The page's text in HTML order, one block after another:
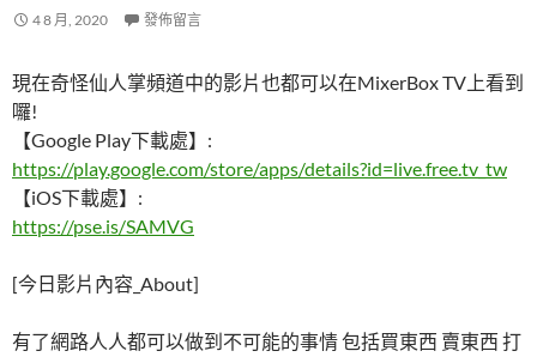
4 8 月, 2020 發佈留言
現在奇怪仙人掌頻道中的影片也都可以在MixerBox TV上看到
囉!
【Google Play下載處】:
https://play.google.com/store/apps/details?id=live.free.tv_tw
【iOS下載處】:
https://pse.is/SAMVG
[今日影片內容_About]
有了網路人人都可以做到不可能的事情 包括買東西 賣東西 打